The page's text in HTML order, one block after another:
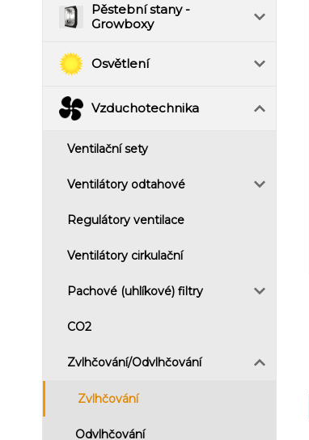
Pěstební stany -
Growboxy
Osvětlení
Vzduchotechnika
Ventilační sety
Ventilátory odtahové
Regulátory ventilace
Ventilátory cirkulační
Pachové (uhlíkové) filtry
CO2
Zvlhčování/Odvlhčování
Zvlhčování
Odvlhčování